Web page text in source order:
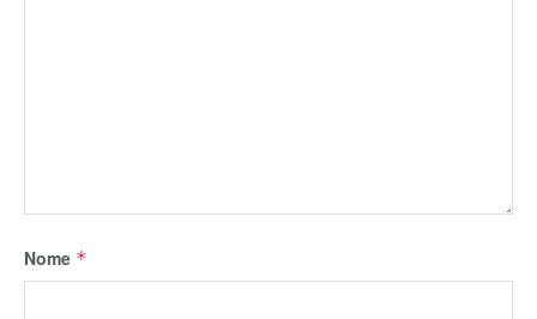
Nome *